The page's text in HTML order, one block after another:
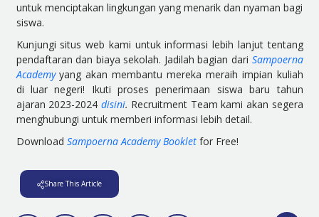
untuk menciptakan lingkungan yang menarik dan nyaman bagi
siswa.
Kunjungi situs web kami untuk informasi lebih lanjut tentang
pendaftaran dan biaya sekolah. Jadilah bagian dari Sampoerna
Academyyang akan membantu mereka meraih impian kuliah
di luar negeri! Ikuti proses penerimaan siswa baru tahun
ajaran 2023-2024 disini. Recruitment Team kami akan segera
menghubungi untuk memberi informasi lebih detail.
Download Sampoerna Academy Bookletfor Free!
Share This Article